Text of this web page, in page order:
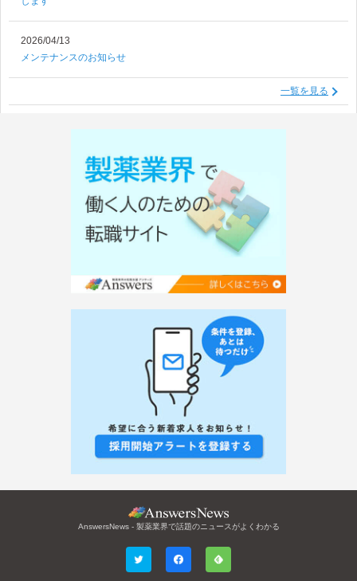
2026/04/13
メンテナンスのお知らせ
一覧を見る
AnswersNews - 製薬業界で話題のニュースがよくわかる